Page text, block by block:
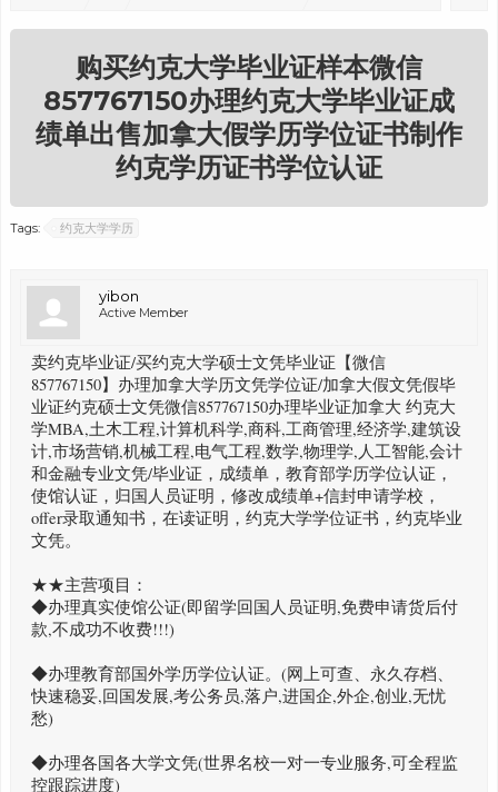
购买约克大学毕业证样本微信
857767150办理约克大学毕业证成
绩单出售加拿大假学历学位证书制作
约克学历证书学位认证
Tags: 约克大学学历
yibon
Active Member
卖约克毕业证/买约克大学硕士文凭毕业证【微信
857767150】办理加拿大学历文凭学位证/加拿大假文凭假毕
业证约克硕士文凭微信857767150办理毕业证加拿大 约克大
学MBA,土木工程,计算机科学,商科,工商管理,经济学,建筑设
计,市场营销,机械工程,电气工程,数学,物理学,人工智能,会计
和金融专业文凭/毕业证，成绩单，教育部学历学位认证，
使馆认证，归国人员证明，修改成绩单+信封申请学校，
offer录取通知书，在读证明，约克大学学位证书，约克毕业
文凭。
★★主营项目：
◆办理真实使馆公证(即留学回国人员证明,免费申请货后付
款,不成功不收费!!!)
◆办理教育部国外学历学位认证。(网上可查、永久存档、
快速稳妥,回国发展,考公务员,落户,进国企,外企,创业,无忧
愁)
◆办理各国各大学文凭(世界名校一对一专业服务,可全程监
控跟踪进度)